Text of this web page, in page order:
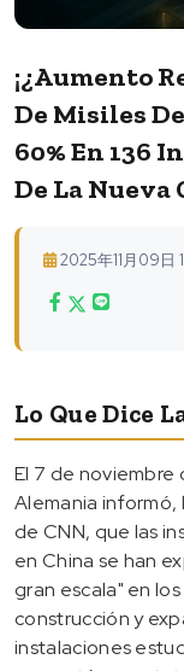
¡¿Aumento
De Misiles
60% En 136
De La Nueva
2025年11月09日
Lo Que Dice
El 7 de
Alemania informó,
de CNN, que las
en China se han
gran escala" en
construcción y
instalaciones